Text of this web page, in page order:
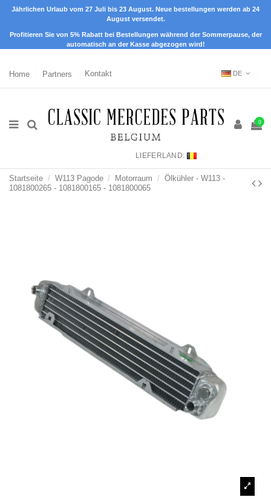
Jährlichen Urlaub vom 27 Juli bis 23 August. Neue bestellungen werden ab 24
August versendet.
Profitieren Sie von 5% Rabatt bei Bestellungen während der Sommerpause, der
automatisch an der Kasse abgezogen wird!
Home Partners Kontakt DE
0
LIEFERLAND:
Startseite W113 Pagode Motorraum
Ölkühler - W113 -
1081800265 - 1081800165 - 1081800065